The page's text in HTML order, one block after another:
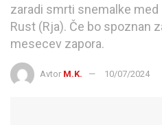
zaradi smrti snemalke
Rust (Rja). Če bo spoznan
mesecev zapora.
Avtor M.K. 10/07/2024